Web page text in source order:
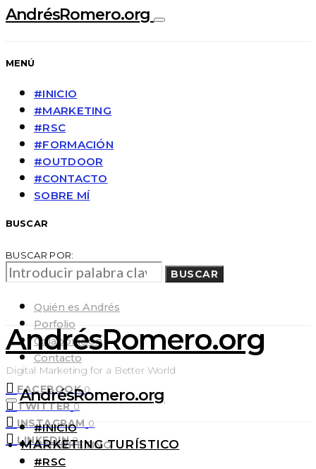
AndrésRomero.org
MENÚ
#INICIO
#MARKETING
#RSC
#FORMACIÓN
#OUTDOOR
#CONTACTO
SOBRE MÍ
BUSCAR
BUSCAR POR:
BUSCAR
Quién es Andrés
Porfolio
Colaboración
Contacto
FACEBOOK 0
TWITTER 0
INSTAGRAM 0
LINKEDIN 0
AndrésRomero.org
Digital Marketing for a Better World
AndrésRomero.org
#INICIO
#MARKETING
#RSC
MARKETING TURÍSTICO